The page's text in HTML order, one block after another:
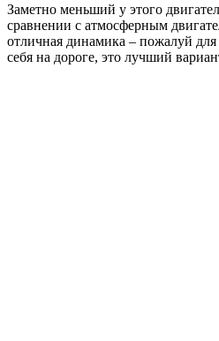
Заметно меньший у этого
сравнении с атмосферным
отличная динамика – пожалуй для
себя на дороге, это лучший